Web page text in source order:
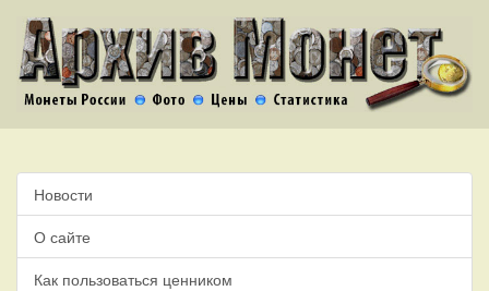
Новости
О сайте
Как пользоваться ценником